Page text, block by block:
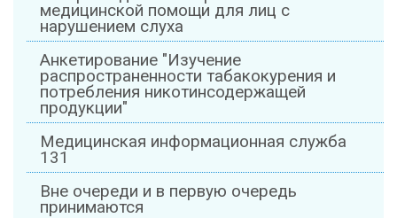
медицинской помощи для лиц с
нарушением слуха
Анкетирование "Изучение
распространенности табакокурения и
потребления никотинсодержащей
продукции"
Медицинская информационная служба
131
Вне очереди и в первую очередь
принимаются